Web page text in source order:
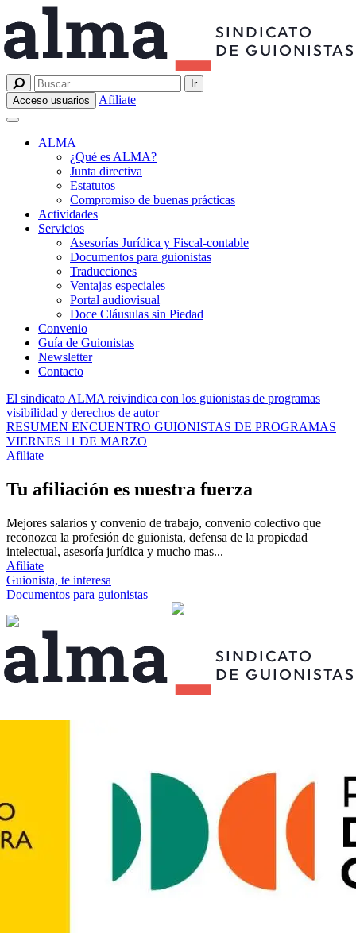
Acceso usuarios Afiliate
ALMA
¿Qué es ALMA?
Junta directiva
Estatutos
Compromiso de buenas prácticas
Actividades
Servicios
Asesorías Jurídica y Fiscal-contable
Documentos para guionistas
Traducciones
Ventajas especiales
Portal audiovisual
Doce Cláusulas sin Piedad
Convenio
Guía de Guionistas
Newsletter
Contacto
El sindicato ALMA reivindica con los guionistas de programas
visibilidad y derechos de autor
RESUMEN ENCUENTRO GUIONISTAS DE PROGRAMAS
VIERNES 11 DE MARZO
Afiliate
Tu afiliación es nuestra fuerza
Mejores salarios y convenio de trabajo, convenio colectivo que
reconozca la profesión de guionista, defensa de la propiedad
intelectual, asesoría jurídica y mucho mas...
Afiliate
Guionista, te interesa
Documentos para guionistas